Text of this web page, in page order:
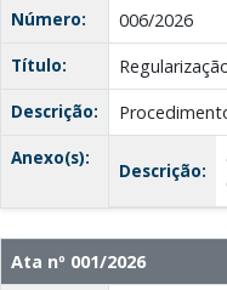
Número:
006/2026
Título:
Descrição:
Anexo(s):
Descrição:
Ata nº 001/2026